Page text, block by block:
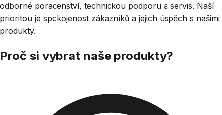
odborné poradenství, technickou podporu a servis. Naší
prioritou je spokojenost zákazníků a jejich úspěch s našimi
produkty.
Proč si vybrat naše produkty?